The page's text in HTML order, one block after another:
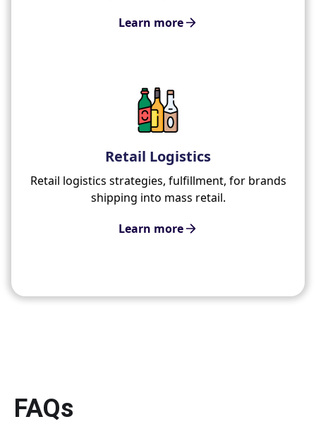
Learn more
Retail Logistics
Retail logistics strategies, fulfillment, for brands
shipping into mass retail.
Learn more
FAQs